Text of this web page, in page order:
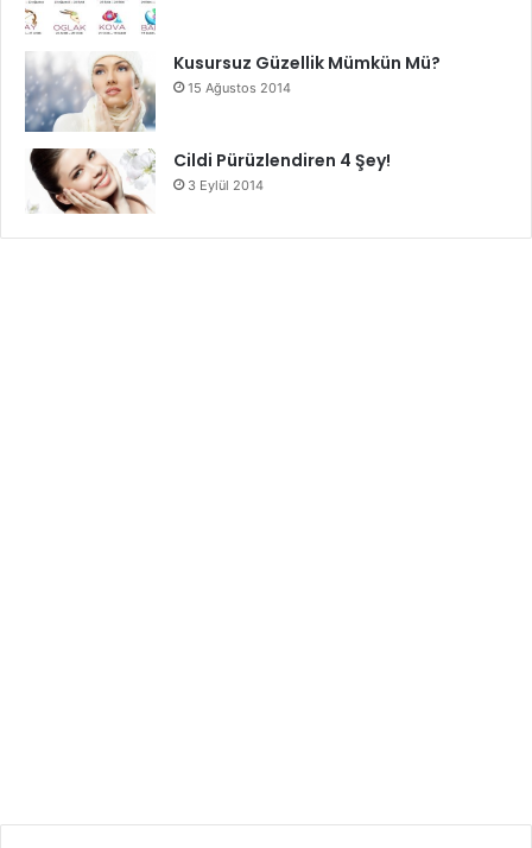
Kusursuz Güzellik Mümkün Mü?
15 Ağustos 2014
Cildi Pürüzlendiren 4 Şey!
3 Eylül 2014